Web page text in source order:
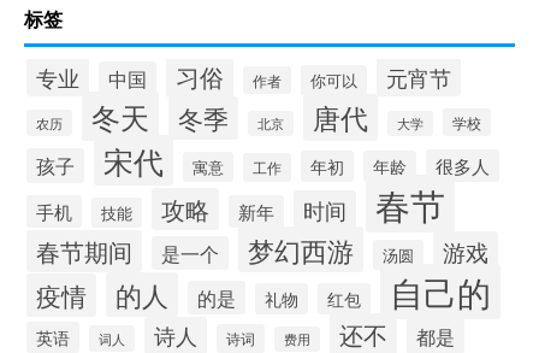
标签
专业 中国 习俗 作者 你可以 元宵节
农历 冬天 冬季 北京 唐代 大学 学校
孩子 宋代 寓意 工作 年初 年龄
很多人
手机
技能 攻略 新年 时间 春节
春节期间 是一个 梦幻西游 汤圆 游戏
疫情 的人 的是 礼物 红包 自己的
英语 词人 诗人 诗词 费用 还不 都是